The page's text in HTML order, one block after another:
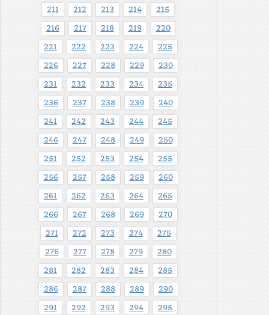
211 212 213 214 215
216 217 218 219 220
221 222 223 224 225
226 227 228 229 230
231 232 233 234 235
236 237 238 239 240
241 242 243 244 245
246 247 248 249 250
251 252 253 254 255
256 257 258 259 260
261 262 263 264 265
266 267 268 269 270
271 272 273 274 275
276 277 278 279 280
281 282 283 284 285
286 287 288 289 290
291 292 293 294 295